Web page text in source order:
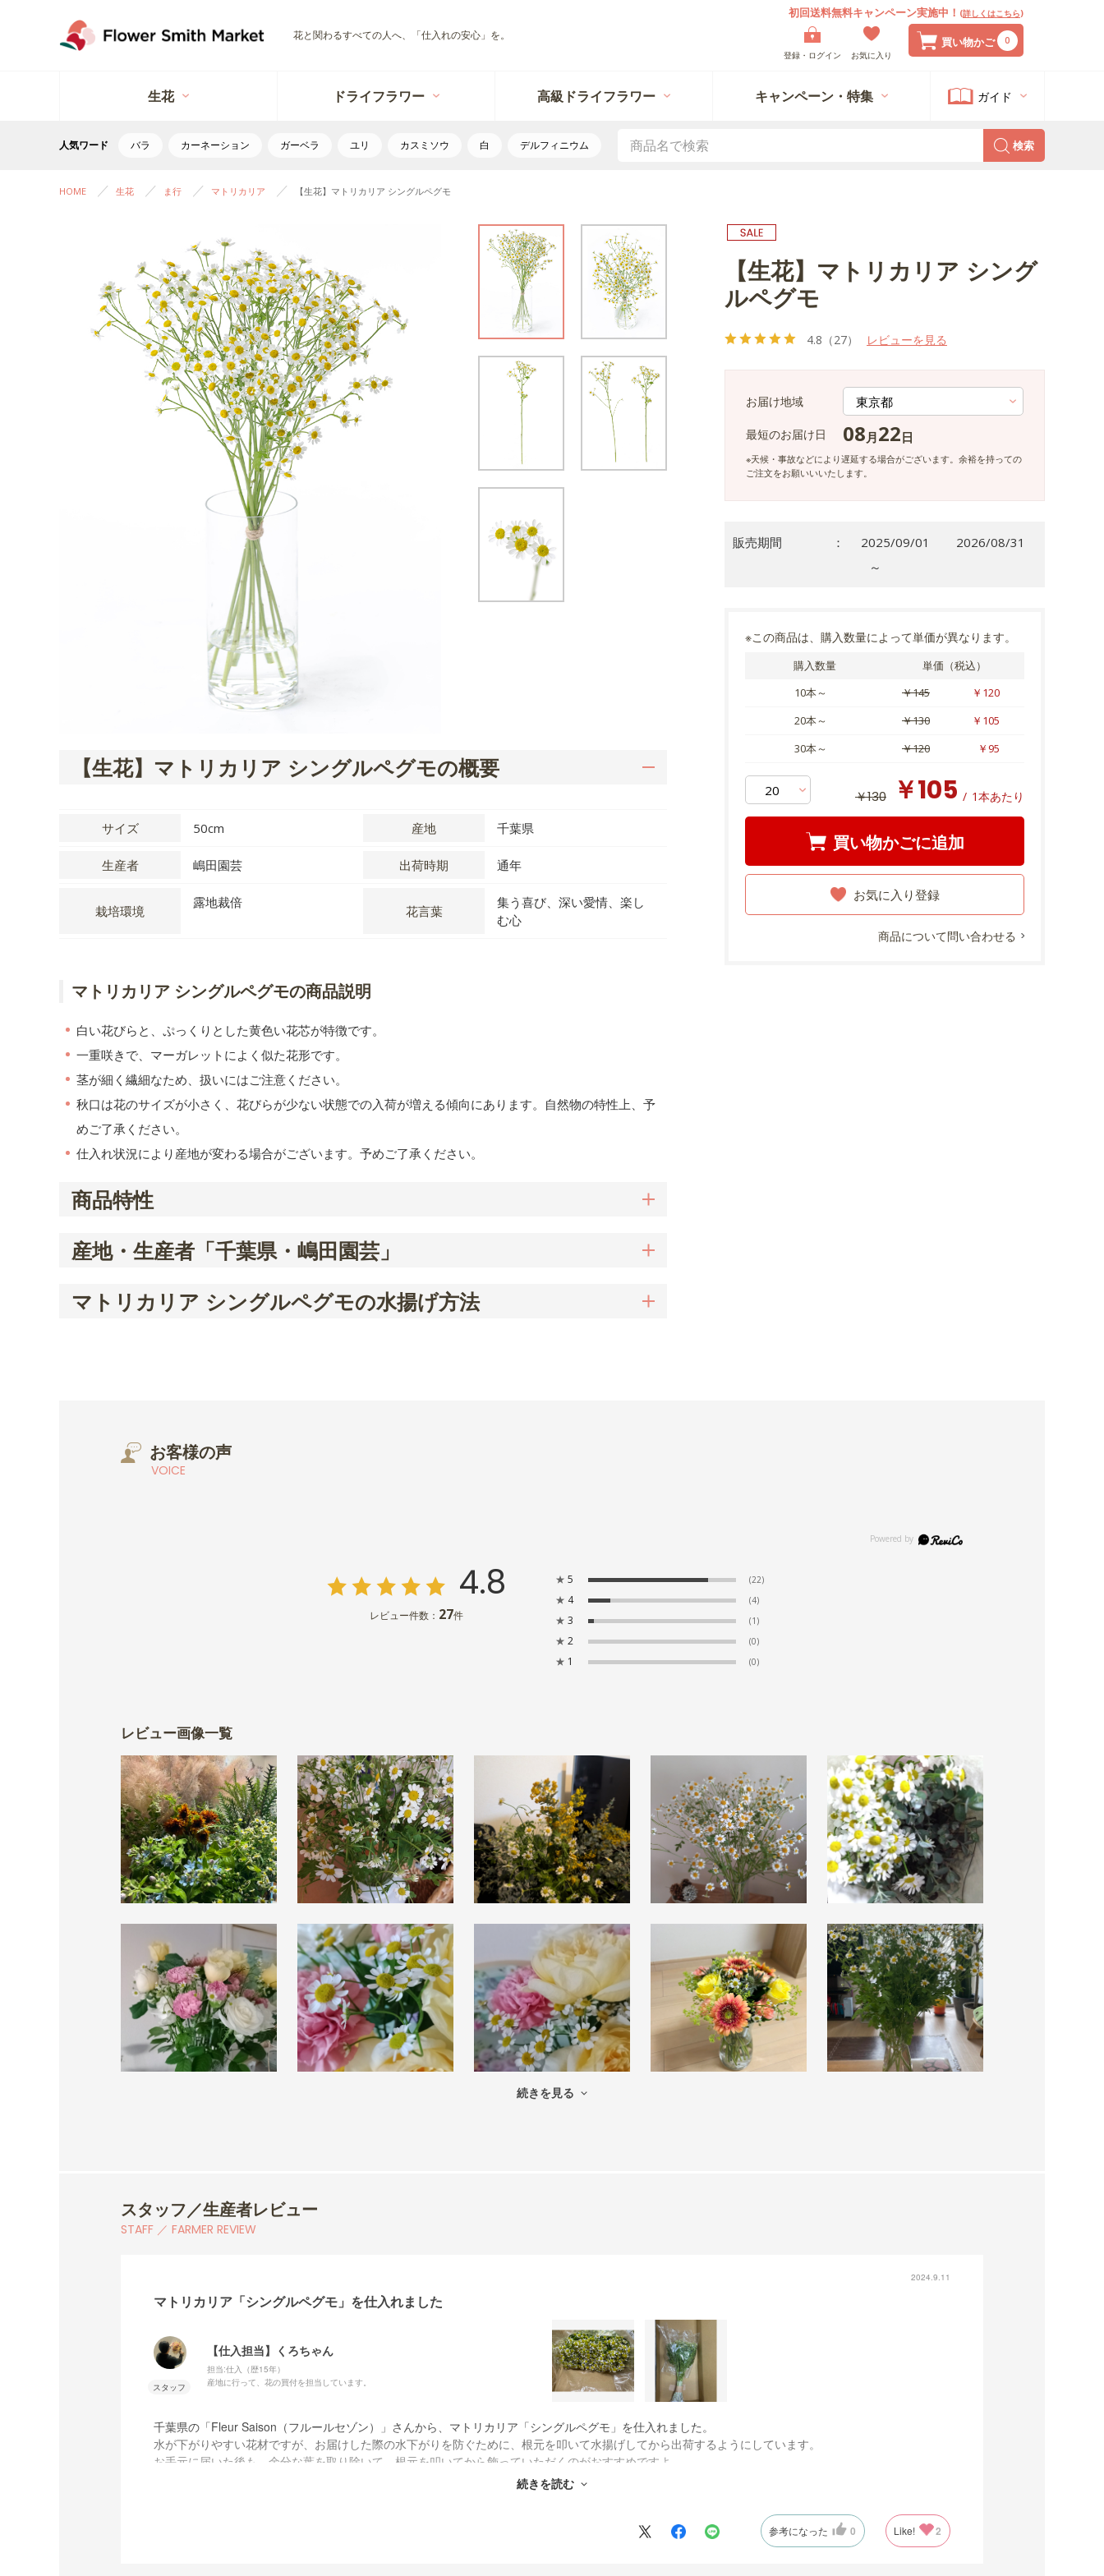
花と関わるすべての人へ、「仕入れの安心」を。
登録・ログイン お気に入り
初回送料無料キャンペーン実施中！ (詳しくはこちら)
買い物かご 0
生花 ドライフラワー 高級ドライフラワー キャンペーン・特集 ガイド
人気ワード バラ カーネーション ガーベラ ユリ カスミソウ 白 デルフィニウム 検索
HOME 生花 ま行 マトリカリア 【生花】マトリカリア シングルペグモ
【生花】マトリカリア シングルペグモの概要
サイズ 50cm 産地 千葉県
生産者 嶋田園芸 出荷時期 通年
栽培環境
露地裁倍
花言葉
集う喜び、深い愛情、楽し
む心
マトリカリア シングルペグモの商品説明
白い花びらと、ぷっくりとした黄色い花芯が特徴です。
一重咲きで、マーガレットによく似た花形です。
茎が細く繊細なため、扱いにはご注意ください。
秋口は花のサイズが小さく、花びらが少ない状態での入荷が増える傾向にあります。自然物の特性上、予
めご了承ください。
仕入れ状況により産地が変わる場合がございます。予めご了承ください。
商品特性
産地・生産者「千葉県・嶋田園芸」
マトリカリア シングルペグモの水揚げ方法
4.8 （27） レビューを見る
【生花】マトリカリア シング
ルペグモ
お届け地域
最短のお届け日 08月22日
※天候・事故などにより遅延する場合がございます。余裕を持っての
ご注文をお願いいいたします。
※この商品は、購入数量によって単価が異なります。
購入数量
単価（税込）
10本～
￥145
￥120
20本～
￥130
￥105
30本～
￥120 ￥95
￥130 ￥105 / 1本あたり
買い物かごに追加
お気に入り登録
商品について問い合わせる
販売期間 ： 2025/09/01
～
2026/08/31
お客様の声
VOICE
4.8
レビュー件数： 27件
★ 5 (22)
★ 4 (4)
★ 3 (1)
★ 2 (0)
★ 1 (0)
レビュー画像一覧
続きを見る
スタッフ／生産者レビュー
STAFF ／ FARMER REVIEW
2024.9.11
マトリカリア「シングルペグモ」を仕入れました
【仕入担当】くろちゃん
担当:仕入（歴15年）
産地に行って、花の買付を担当しています。
千葉県の「Fleur Saison（フルールセゾン）」さんから、マトリカリア「シングルペグモ」を仕入れました。
水が下がりやすい花材ですが、お届けした際の水下がりを防ぐために、根元を叩いて水揚げしてから出荷するようにしています。
お手元に届いた後も、余分な葉を取り除いて、根元を叩いてから飾っていただくのがおすすめですよ。
また、今の時期（秋口ごろ）は、花が小さく花びらの量少なめの状態で入荷することが多いため、商品特性としてご理解いただければ幸いです。
続きを読む
参考になった 0 Like! 2